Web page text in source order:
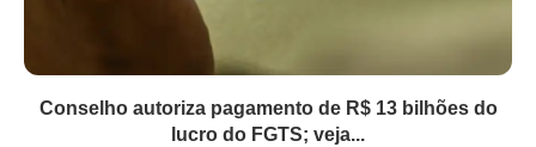
Conselho autoriza pagamento de R$ 13 bilhões do
lucro do FGTS; veja...